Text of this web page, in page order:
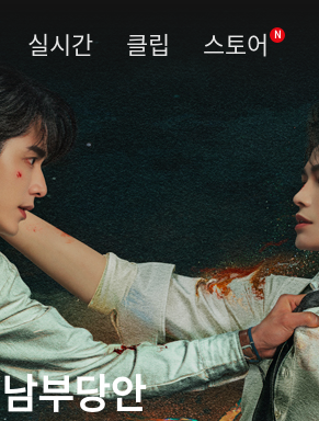
실시간 클립 스토어 N
남부당안